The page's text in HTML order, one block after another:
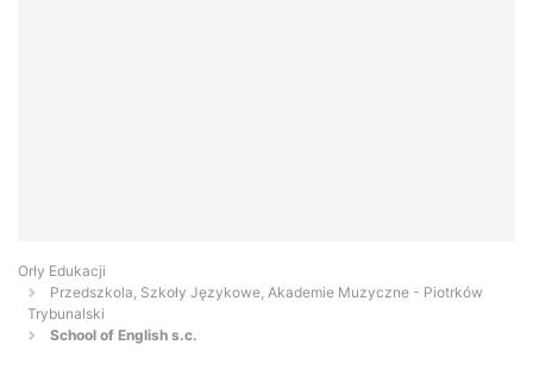
Orły Edukacji
Przedszkola, Szkoły Językowe, Akademie Muzyczne - Piotrków
Trybunalski
School of English s.c.